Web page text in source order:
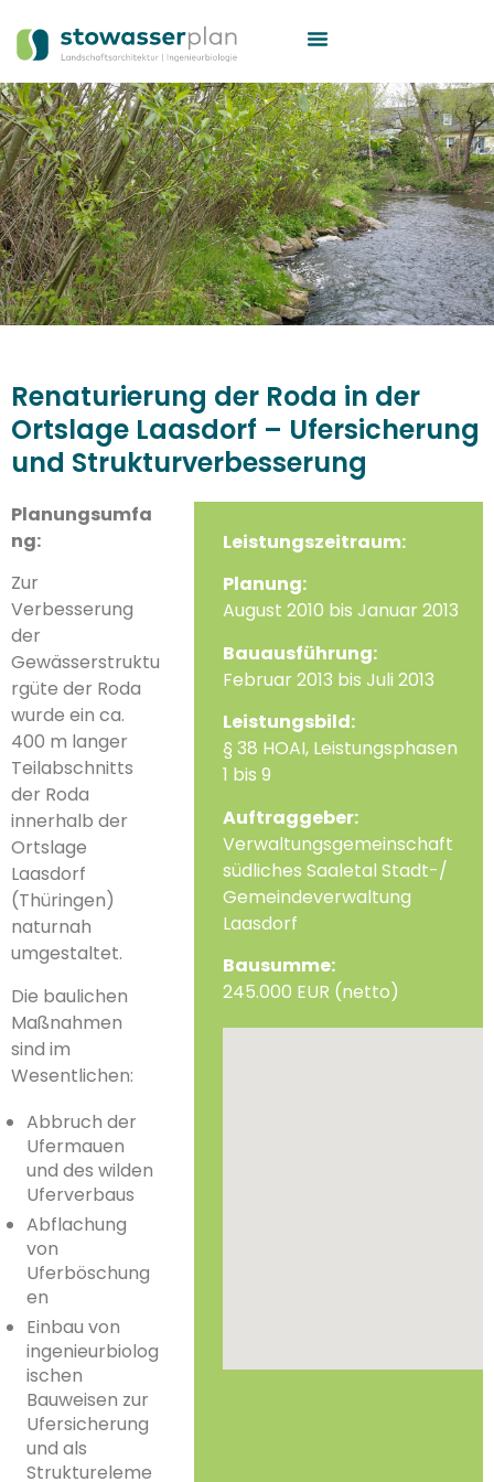
Renaturierung der Roda in der
Ortslage Laasdorf – Ufersicherung
und Strukturverbesserung
Planungsumfa
ng:
Zur
Verbesserung
der
Gewässerstruktu
rgüte der Roda
wurde ein ca.
400 m langer
Teilabschnitts
der Roda
innerhalb der
Ortslage
Laasdorf
(Thüringen)
naturnah
umgestaltet.
Die baulichen
Maßnahmen
sind im
Wesentlichen:
Abbruch der
Ufermauen
und des wilden
Uferverbaus
Abflachung
von
Uferböschung
en
Einbau von
ingenieurbiolog
ischen
Bauweisen zur
Ufersicherung
und als
Struktureleme
Leistungszeitraum:
Planung:
August 2010 bis Januar 2013
Bauausführung:
Februar 2013 bis Juli 2013
Leistungsbild:
§ 38 HOAI, Leistungsphasen
1 bis 9
Auftraggeber:
Verwaltungsgemeinschaft
südliches Saaletal Stadt-/
Gemeindeverwaltung
Laasdorf
Bausumme:
245.000 EUR (netto)